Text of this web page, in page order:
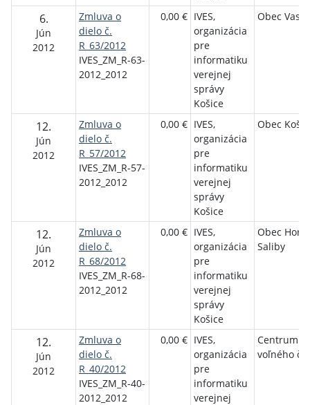
6.
Jún
2012
Zmluva o
dielo č.
R_63/2012
IVES_ZM_R-63-
2012_2012
0,00 € IVES,
organizácia
pre
informatiku
verejnej
správy
Košice
Obec
12.
Jún
2012
Zmluva o
dielo č.
R_57/2012
IVES_ZM_R-57-
2012_2012
0,00 € IVES,
organizácia
pre
informatiku
verejnej
správy
Košice
Obec
12.
Jún
2012
Zmluva o
dielo č.
R_68/2012
IVES_ZM_R-68-
2012_2012
0,00 € IVES,
organizácia
pre
informatiku
verejnej
správy
Košice
Obec
Saliby
12.
Jún
2012
Zmluva o
dielo č.
R_40/2012
IVES_ZM_R-40-
2012_2012
0,00 € IVES,
organizácia
pre
informatiku
verejnej
Centrum
voľného